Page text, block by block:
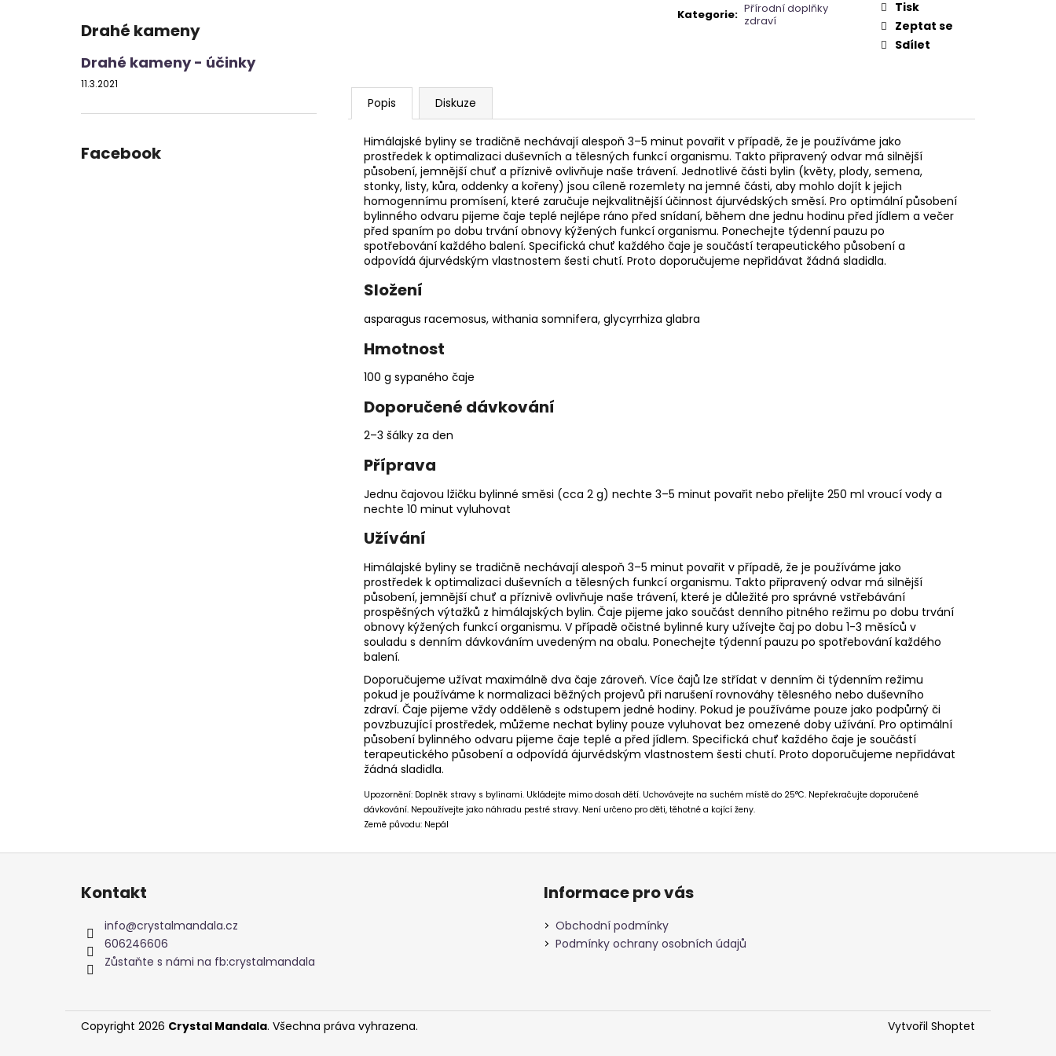
Drahé kameny
Drahé kameny - účinky
11.3.2021
Facebook
Kategorie: Přírodní doplňky
zdraví
Tisk
Zeptat se
Sdílet
Popis Diskuze
Himálajské byliny se tradičně nechávají alespoň 3–5 minut povařit v případě, že je používáme jako
prostředek k optimalizaci duševních a tělesných funkcí organismu. Takto připravený odvar má silnější
působení, jemnější chuť a příznivě ovlivňuje naše trávení. Jednotlivé části bylin (květy, plody, semena,
stonky, listy, kůra, oddenky a kořeny) jsou cíleně rozemlety na jemné části, aby mohlo dojít k jejich
homogennímu promísení, které zaručuje nejkvalitnější účinnost ájurvédských směsí. Pro optimální působení
bylinného odvaru pijeme čaje teplé nejlépe ráno před snídaní, během dne jednu hodinu před jídlem a večer
před spaním po dobu trvání obnovy kýžených funkcí organismu. Ponechejte týdenní pauzu po
spotřebování každého balení. Specifická chuť každého čaje je součástí terapeutického působení a
odpovídá ájurvédským vlastnostem šesti chutí. Proto doporučujeme nepřidávat žádná sladidla.
Složení
asparagus racemosus, withania somnifera, glycyrrhiza glabra
Hmotnost
100 g sypaného čaje
Doporučené dávkování
2–3 šálky za den
Příprava
Jednu čajovou lžičku bylinné směsi (cca 2 g) nechte 3–5 minut povařit nebo přelijte 250 ml vroucí vody a
nechte 10 minut vyluhovat
Užívání
Himálajské byliny se tradičně nechávají alespoň 3–5 minut povařit v případě, že je používáme jako
prostředek k optimalizaci duševních a tělesných funkcí organismu. Takto připravený odvar má silnější
působení, jemnější chuť a příznivě ovlivňuje naše trávení, které je důležité pro správné vstřebávání
prospěšných výtažků z himálajských bylin. Čaje pijeme jako součást denního pitného režimu po dobu trvání
obnovy kýžených funkcí organismu. V případě očistné bylinné kury užívejte čaj po dobu 1-3 měsíců v
souladu s denním dávkováním uvedeným na obalu. Ponechejte týdenní pauzu po spotřebování každého
balení.
Doporučujeme užívat maximálně dva čaje zároveň. Více čajů lze střídat v denním či týdenním režimu
pokud je používáme k normalizaci běžných projevů při narušení rovnováhy tělesného nebo duševního
zdraví. Čaje pijeme vždy odděleně s odstupem jedné hodiny. Pokud je používáme pouze jako podpůrný či
povzbuzující prostředek, můžeme nechat byliny pouze vyluhovat bez omezené doby užívání. Pro optimální
působení bylinného odvaru pijeme čaje teplé a před jídlem. Specifická chuť každého čaje je součástí
terapeutického působení a odpovídá ájurvédským vlastnostem šesti chutí. Proto doporučujeme nepřidávat
žádná sladidla.
Upozornění: Doplněk stravy s bylinami. Ukládejte mimo dosah dětí. Uchovávejte na suchém místě do 25°C. Nepřekračujte doporučené
dávkování. Nepoužívejte jako náhradu pestré stravy. Není určeno pro děti, těhotné a kojící ženy.
Země původu: Nepál
Z
Kontakt
info@crystalmandala.cz
606246606
Zůstaňte s námi na fb:crystalmandala
Informace pro vás
Obchodní podmínky
Podmínky ochrany osobních údajů
Vytvořil Shoptet
Copyright 2026 Crystal Mandala. Všechna práva vyhrazena.